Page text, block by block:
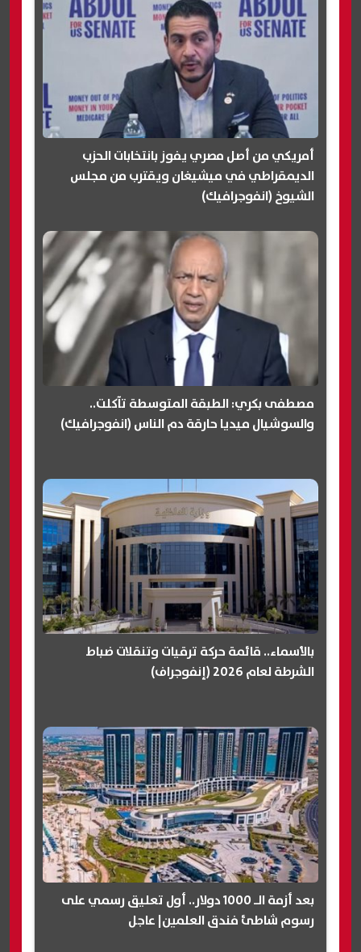
أمريكي من أصل مصري يفوز بانتخابات الحزب
الديمقراطي في ميشيغان ويقترب من مجلس
الشيوخ (انفوجرافيك)
مصطفى بكري: الطبقة المتوسطة تآكلت..
والسوشيال ميديا حارقة دم الناس (انفوجرافيك)
بالأسماء.. قائمة حركة ترقيات وتنقلات ضباط
الشرطة لعام 2026 (إنفوجراف)
بعد أزمة الـ 1000 دولار.. أول تعليق رسمي على
رسوم شاطئ فندق العلمين| عاجل